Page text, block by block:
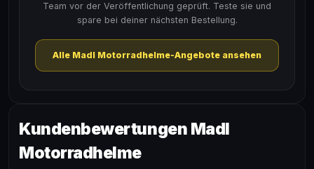
Team vor der Veröffentlichung geprüft. Teste sie und
spare bei deiner nächsten Bestellung.
Alle Madl Motorradhelme-Angebote ansehen
Kundenbewertungen Madl
Motorradhelme